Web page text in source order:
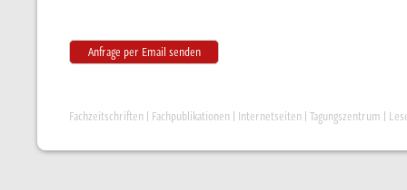
Anfrage per Email senden
Fachzeitschriften Fachpublikationen Internetseiten Tagungszentrum